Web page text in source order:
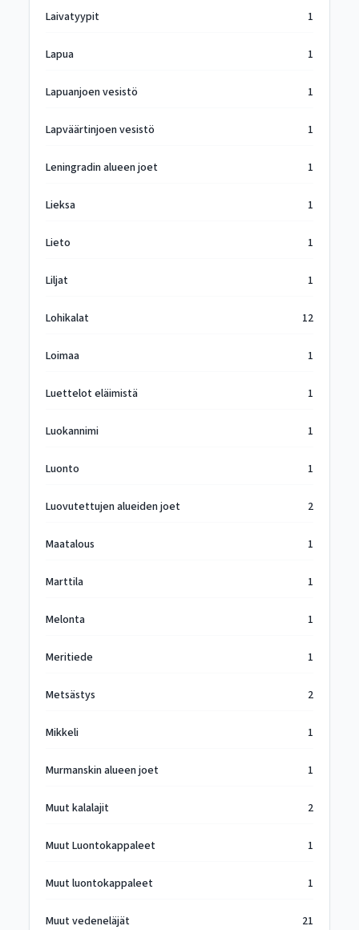
Laivatyypit 1
Lapua 1
Lapuanjoen vesistö 1
Lapväärtinjoen vesistö 1
Leningradin alueen joet 1
Lieksa 1
Lieto 1
Liljat 1
Lohikalat 12
Loimaa 1
Luettelot eläimistä 1
Luokannimi 1
Luonto 1
Luovutettujen alueiden joet 2
Maatalous 1
Marttila 1
Melonta 1
Meritiede 1
Metsästys 2
Mikkeli 1
Murmanskin alueen joet 1
Muut kalalajit 2
Muut Luontokappaleet 1
Muut luontokappaleet 1
Muut vedeneläjät 21